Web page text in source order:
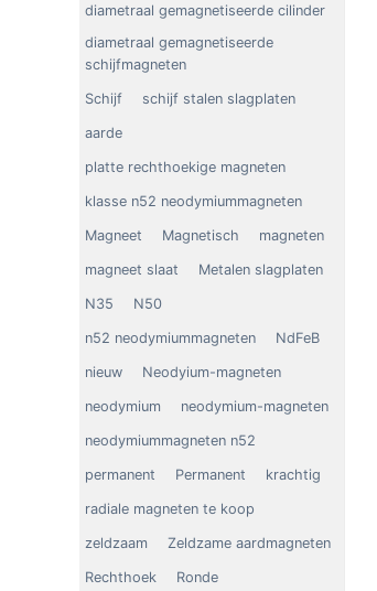
diametraal gemagnetiseerde cilinder
diametraal gemagnetiseerde
schijfmagneten
Schijf schijf stalen slagplaten
aarde
platte rechthoekige magneten
klasse n52 neodymiummagneten
Magneet Magnetisch magneten
magneet slaat Metalen slagplaten
N35 N50
n52 neodymiummagneten NdFeB
nieuw Neodyium-magneten
neodymium neodymium-magneten
neodymiummagneten n52
permanent Permanent krachtig
radiale magneten te koop
zeldzaam Zeldzame aardmagneten
Rechthoek Ronde